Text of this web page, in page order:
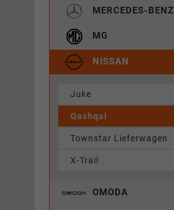
MERCEDES-BENZ
MG
NISSAN
Juke
Qashqai
Townstar Lieferwagen
X-Trail
OMODA